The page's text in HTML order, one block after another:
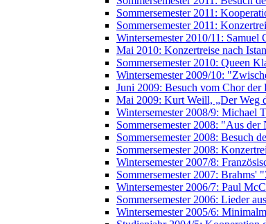
Sommersemester 2011:
Sommersemester 2011:
Wintersemester 2010/11:
Mai 2010: Konzertreise nach
Sommersemester 2010: Queen
Wintersemester 2009/10:
Juni 2009: Besuch vom Chor
Mai 2009: Kurt Weill, „Der Weg
Wintersemester 2008/9:
Sommersemester 2008: "Aus der
Sommersemester 2008: Besuch
Sommersemester 2008:
Wintersemester 2007/8:
Sommersemester 2007:
Wintersemester 2006/7: Paul
Sommersemester 2006: Lieder
Wintersemester 2005/6: